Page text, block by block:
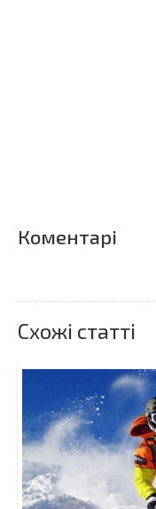
Коментарі
Схожі статті